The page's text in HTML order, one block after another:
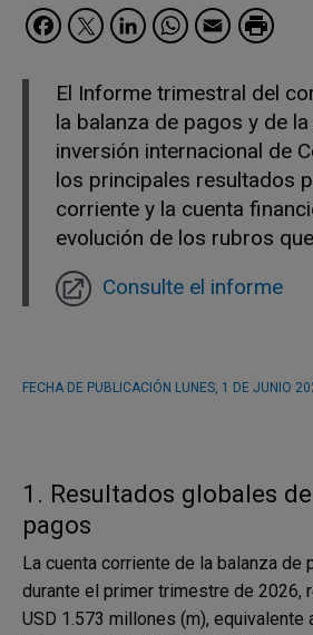
Facebook
Twitter
LinkedIn
Email
El Informe trimestral del
la balanza de pagos y de
inversión internacional de
los principales resultados
corriente y la cuenta
evolución de los rubros
Consulte el informe
FECHA DE PUBLICACIÓN LUNES, 1 DE JUNIO
1. Resultados globales
pagos
La cuenta corriente de la balanza de
durante el primer trimestre de 2026,
USD 1.573 millones (m), equivalente